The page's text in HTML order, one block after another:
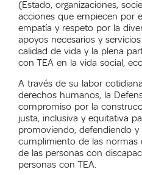
(Estado, organizaciones,
acciones que empiecen por
empatía y respeto por la
apoyos necesarios y
calidad de vida y la plena
con TEA en la vida social,
A través de su labor
derechos humanos, la
compromiso por la
justa, inclusiva y equitativa
promoviendo, defendiendo
cumplimiento de las normas
de las personas con
personas con TEA.